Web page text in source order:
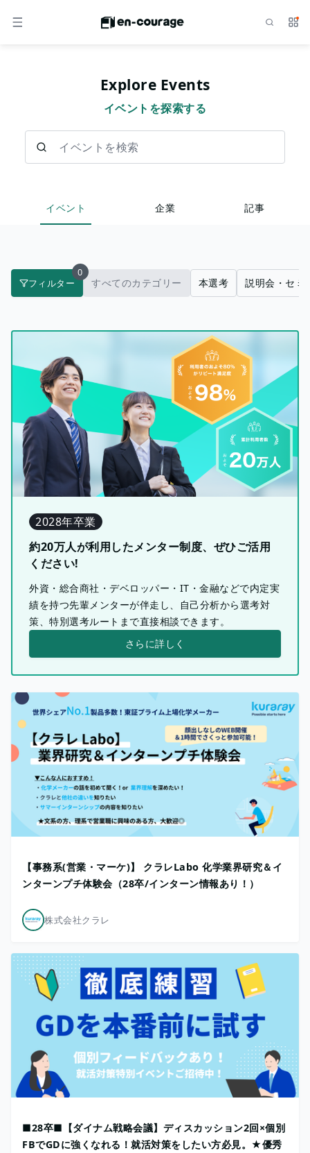
メニュー サ
Explore Events
イベントを探索する
イベント 企業 記事
フィルター
0
すべてのカテゴリー 本選考 説明会・セミ
2028年卒業
約20万人が利用したメンター制度、ぜひご活用
ください!
外資・総合商社・デベロッパー・IT・金融などで内定実
績を持つ先輩メンターが伴走し、自己分析から選考対
策、特別選考ルートまで直接相談できます。
さらに詳しく
【事務系(営業・マーケ)】 クラレLabo 化学業界研究＆イ
ンターンプチ体験会（28卒/インターン情報あり！）
株式会社クラレ
■28卒■【ダイナム戦略会議】ディスカッション2回×個別
FBでGDに強くなれる！就活対策をしたい方必見。★優秀